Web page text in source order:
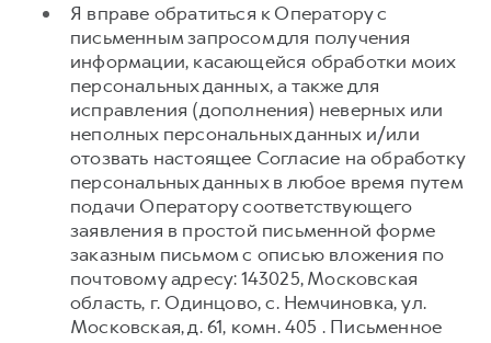
Я вправе обратиться к Оператору с
письменным запросом для получения
информации, касающейся обработки моих
персональных данных, а также для
исправления (дополнения) неверных или
неполных персональных данных и/или
отозвать настоящее Согласие на обработку
персональных данных в любое время путем
подачи Оператору соответствующего
заявления в простой письменной форме
заказным письмом с описью вложения по
почтовому адресу: 143025, Московская
область, г. Одинцово, с. Немчиновка, ул.
Московская, д. 61, комн. 405 . Письменное